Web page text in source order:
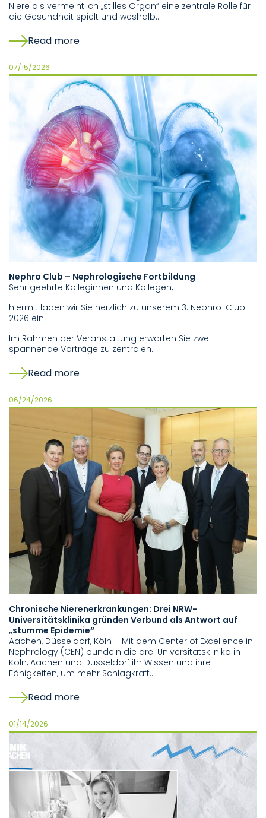
Niere als vermeintlich „stilles Organ“ eine zentrale Rolle für
die Gesundheit spielt und weshalb…
Read more
07/15/2026
Nephro Club – Nephrologische Fortbildung
Sehr geehrte Kolleginnen und Kollegen,
hiermit laden wir Sie herzlich zu unserem 3. Nephro-Club
2026 ein.
Im Rahmen der Veranstaltung erwarten Sie zwei
spannende Vorträge zu zentralen…
Read more
06/24/2026
Chronische Nierenerkrankungen: Drei NRW-
Universitätsklinika gründen Verbund als Antwort auf
„stumme Epidemie“
Aachen, Düsseldorf, Köln – Mit dem Center of Excellence in
Nephrology (CEN) bündeln die drei Universitätsklinika in
Köln, Aachen und Düsseldorf ihr Wissen und ihre
Fähigkeiten, um mehr Schlagkraft…
Read more
01/14/2026